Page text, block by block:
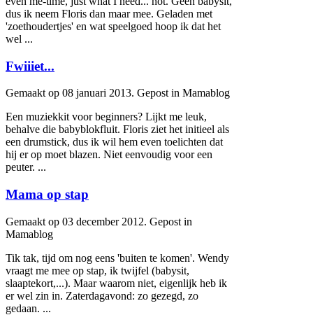
dus ik neem Floris dan maar mee. Geladen met
'zoethoudertjes' en wat speelgoed hoop ik dat het
wel ...
Fwiiiet...
Gemaakt op 08 januari 2013. Gepost in Mamablog
Een muziekkit voor beginners? Lijkt me leuk,
behalve die babyblokfluit. Floris ziet het initieel als
een drumstick, dus ik wil hem even toelichten dat
hij er op moet blazen. Niet eenvoudig voor een
peuter. ...
Mama op stap
Gemaakt op 03 december 2012. Gepost in
Mamablog
Tik tak, tijd om nog eens 'buiten te komen'. Wendy
vraagt me mee op stap, ik twijfel (babysit,
slaaptekort,...). Maar waarom niet, eigenlijk heb ik
er wel zin in. Zaterdagavond: zo gezegd, zo
gedaan. ...